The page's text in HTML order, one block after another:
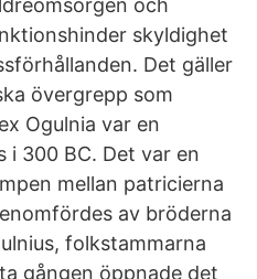
och
skyldighet
Det gäller
övergrepp som
Ogulnia var en
i 300 BC. Det var en
mellan patricierna
av bröderna
folkstammarna
gången öppnade det